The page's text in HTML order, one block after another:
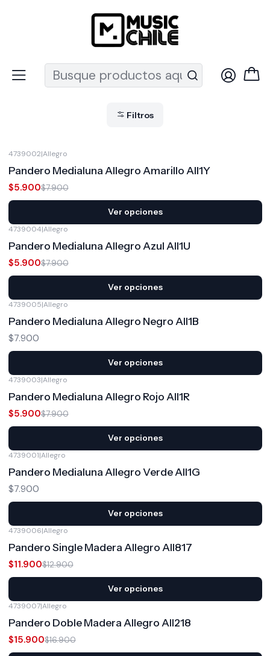
Recuerda que ahora nos puedes encontrar en el MUT
Percusión Percusiones Menores
Panderos
Filtros
4739002|Allegro
Pandero Medialuna Allegro Amarillo All1Y
$5.900$7.900
Ver opciones
4739004|Allegro
Pandero Medialuna Allegro Azul All1U
$5.900$7.900
Ver opciones
4739005|Allegro
Pandero Medialuna Allegro Negro All1B
$7.900
Ver opciones
4739003|Allegro
Pandero Medialuna Allegro Rojo All1R
$5.900$7.900
Ver opciones
4739001|Allegro
Pandero Medialuna Allegro Verde All1G
$7.900
Ver opciones
4739006|Allegro
Pandero Single Madera Allegro All817
$11.900$12.900
Ver opciones
4739007|Allegro
Pandero Doble Madera Allegro All218
$15.900$16.900